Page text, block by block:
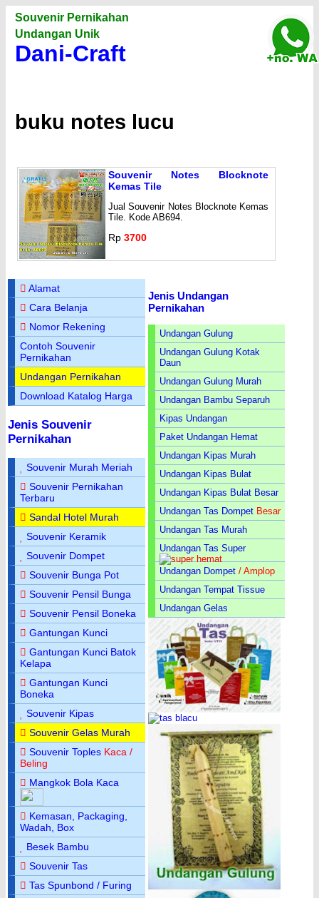
Souvenir Pernikahan
Undangan Unik
Dani-Craft
buku notes lucu
Souvenir Notes Blocknote
Kemas Tile
Jual Souvenir Notes Blocknote Kemas
Tile. Kode AB694.
Rp 3700
Alamat
Cara Belanja
Nomor Rekening
Contoh Souvenir
Pernikahan
Undangan Pernikahan
Download Katalog Harga
Jenis Souvenir
Pernikahan
Souvenir Murah Meriah
Souvenir Pernikahan
Terbaru
Sandal Hotel Murah
Souvenir Keramik
Souvenir Dompet
Souvenir Bunga Pot
Souvenir Pensil Bunga
Souvenir Pensil Boneka
Gantungan Kunci
Gantungan Kunci Batok
Kelapa
Gantungan Kunci
Boneka
Souvenir Kipas
Souvenir Gelas Murah
Souvenir Toples Kaca /
Beling
Mangkok Bola Kaca
Kemasan, Packaging,
Wadah, Box
Besek Bambu
Souvenir Tas
Tas Spunbond / Furing
Jenis Undangan
Pernikahan
Undangan Gulung
Undangan Gulung Kotak
Daun
Undangan Gulung Murah
Undangan Bambu Separuh
Kipas Undangan
Paket Undangan Hemat
Undangan Kipas Murah
Undangan Kipas Bulat
Undangan Kipas Bulat Besar
Undangan Tas Dompet Besar
Undangan Tas Murah
Undangan Tas Super
Undangan Dompet / Amplop
Undangan Tempat Tissue
Undangan Gelas